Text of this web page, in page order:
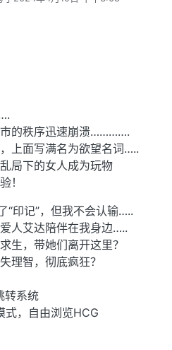
后由 编辑
市的秩序迅速崩溃………….
上面写满名为欲望名词…..
局下的女人成为玩物
！
“印记”，但我不会认输…..
人艾达陪伴在我身边…..
生，带她们离开这里？
理智，彻底疯狂？
转系统
式，自由浏览HCG